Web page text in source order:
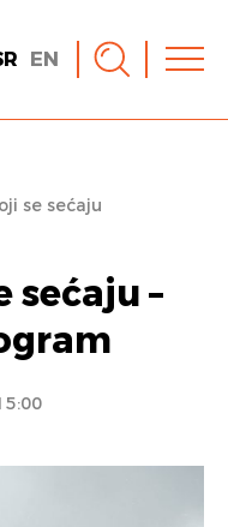
EN
se sećaju
sećaju –